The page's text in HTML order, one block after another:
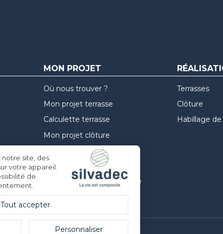
MON PROJET
Où nous trouver ?
Mon projet terrasse
Calculette terrasse
Mon projet clôture
Mon projet façade
Inspirations
Conseils de mise en oeuvre
Terrasses
Clôture
Habillage
notre site, des
votre appareil.
de
Tout accepter
Personnaliser